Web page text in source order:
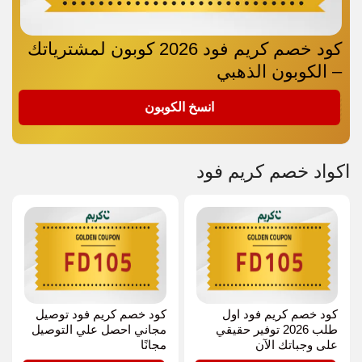
كود خصم كريم فود 2026 كوبون لمشترياتك
– الكوبون الذهبي
انسخ الكوبون
اكواد خصم كريم فود
كود خصم كريم فود اول
طلب 2026 توفير حقيقي
على وجباتك الآن
كود خصم كريم فود توصيل
مجاني احصل علي التوصيل
مجانًا